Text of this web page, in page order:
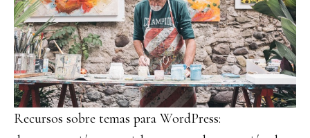
Recursos sobre temas para WordPress: